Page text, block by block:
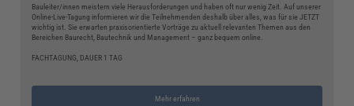
Bauleiter/innen meistern viele Herausforderungen und haben oft nur wenig Zeit. Auf unserer
Online-Live-Tagung informieren wir die Teilnehmenden deshalb über alles, was für sie JETZT
wichtig ist. Sie erwarten praxisorientierte Vorträge zu aktuell relevanten Themen aus den
Bereichen Baurecht, Bautechnik und Management – ganz bequem online.
FACHTAGUNG, DAUER 1 TAG
Mehr erfahren